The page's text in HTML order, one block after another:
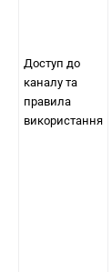
Доступ до
каналу та
правила
використання